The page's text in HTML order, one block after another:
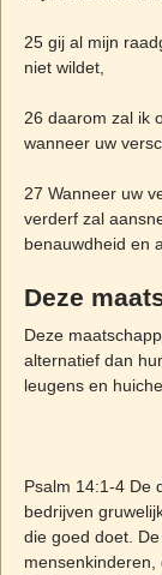
25 gij al mijn
niet wildet,
26 daarom zal ik
wanneer uw
27 Wanneer uw
verderf zal
benauwdheid en
Deze
Deze
alternatief dan
leugens en
Psalm 14:1-4 De
bedrijven
die goed doet.